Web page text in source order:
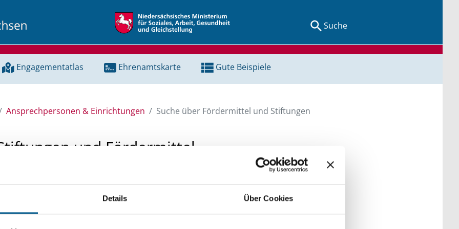
Details Über Cookies
Suche
Engagementatlas Ehrenamtskarte Gute Beispiele
Ansprechpersonen & Einrichtungen Suche über Fördermittel und Stiftungen
und Fördermittel
und Stiftungsdatenbank recherchieren. Bei der Suche bitte die Groß- und